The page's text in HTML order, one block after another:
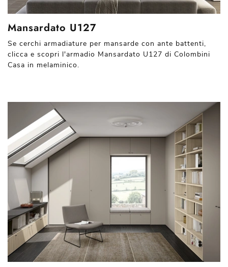
Mansardato U127
Se cerchi armadiature per mansarde con ante battenti,
clicca e scopri l'armadio Mansardato U127 di Colombini
Casa in melaminico.